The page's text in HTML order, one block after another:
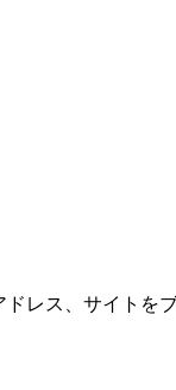
レス、サイトを